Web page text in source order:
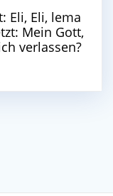
Eli, Eli, lema
Mein Gott,
verlassen?